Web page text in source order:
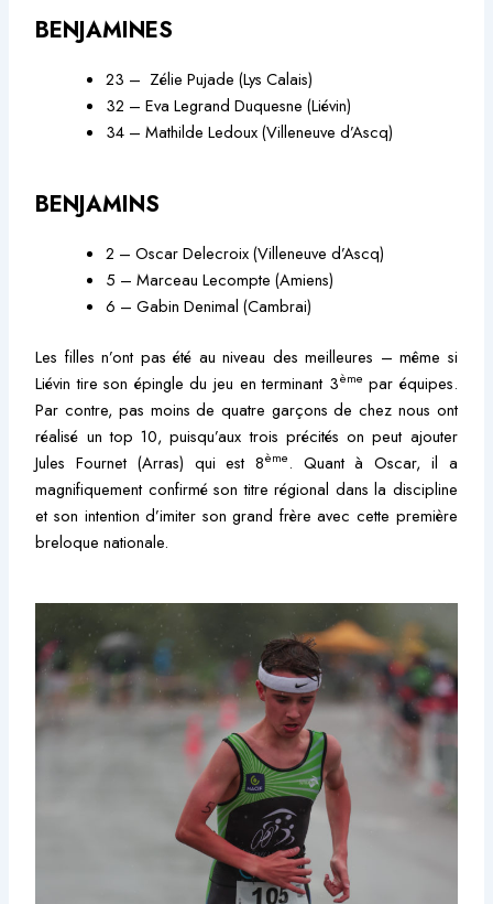
BENJAMINES
23 – Zélie Pujade (Lys Calais)
32 – Eva Legrand Duquesne (Liévin)
34 – Mathilde Ledoux (Villeneuve d’Ascq)
BENJAMINS
2 – Oscar Delecroix (Villeneuve d’Ascq)
5 – Marceau Lecompte (Amiens)
6 – Gabin Denimal (Cambrai)
Les filles n’ont pas été au niveau des meilleures – même si
Liévin tire son épingle du jeu en terminant 3ème par équipes.
Par contre, pas moins de quatre garçons de chez nous ont
réalisé un top 10, puisqu’aux trois précités on peut ajouter
Jules Fournet (Arras) qui est 8ème. Quant à Oscar, il a
magnifiquement confirmé son titre régional dans la discipline
et son intention d’imiter son grand frère avec cette première
breloque nationale.